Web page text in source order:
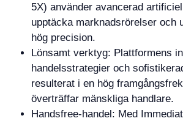
5X) använder avancerad
upptäcka marknadsrörelser och
hög precision.
Lönsamt verktyg: Plattformens
handelsstrategier och
resulterat i en hög
överträffar mänskliga handlare.
Handsfree-handel: Med